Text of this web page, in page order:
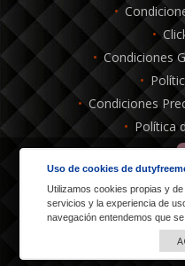
Condiciones
Condiciones
Política
Powered
Dutyfree Melilla: Avda.
Uso de cookies de
Utilizamos cookies propias y
servicios y la experiencia de
navegación entendemos que